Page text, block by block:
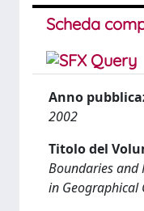
Scheda
Anno
2002
Titolo del
Boundaries and
in Geographical